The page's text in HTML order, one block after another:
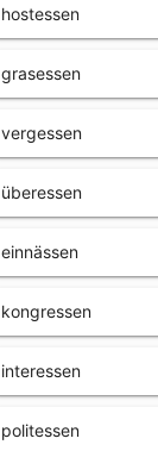
hostessen
grasessen
vergessen
überessen
einnässen
kongressen
interessen
politessen